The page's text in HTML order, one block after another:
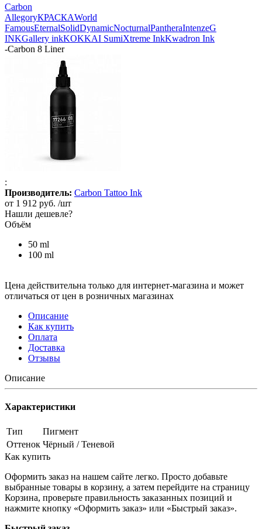
Carbon
AllegoryКРАСКАWorld
FamousEternalSolidDynamicNocturnalPantheraIntenzeG
INKGallery inkKOKKAI SumiXtreme InkKwadron Ink
-Carbon 8 Liner
:
Производитель: Carbon Tattoo Ink
от 1 912 руб. /шт
Нашли дешевле?
Объём
50 ml
100 ml
Цена действительна только для интернет-магазина и может
отличаться от цен в розничных магазинах
Описание
Как купить
Оплата
Доставка
Отзывы
Описание
Характеристики
Тип
Пигмент
Оттенок Чёрный / Теневой
Как купить
Оформить заказ на нашем сайте легко. Просто добавьте
выбранные товары в корзину, а затем перейдите на страницу
Корзина, проверьте правильность заказанных позиций и
нажмите кнопку «Оформить заказ» или «Быстрый заказ».